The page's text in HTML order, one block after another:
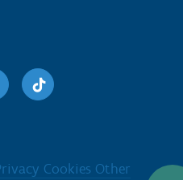
Instagram
Cookies Other